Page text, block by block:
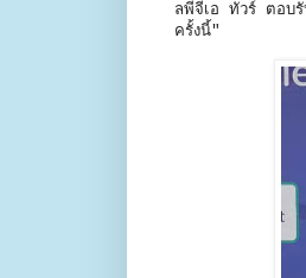
ลพีจีเอ ทัวร์ ตอบรั
ครั้งนี้"